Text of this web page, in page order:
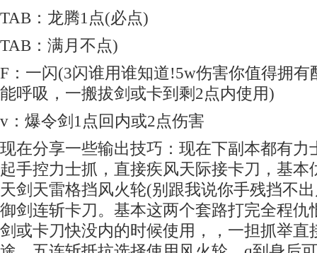
TAB：龙腾1点(必点)
TAB：满月不点)
F：一闪(3闪谁用谁知道!5w伤害你值得拥有
能呼吸，一搬拔剑或卡到剩2点内使用)
v：爆令剑1点回内或2点伤害
现在分享一些输出技巧：现在下副本都有力
起手控力士抓，直接疾风天际接卡刀，基本
天剑天雷格挡风火轮(别跟我说你手残挡不
御剑连斩卡刀。基本这两个套路打完全程仇
剑或卡刀快没内的时候使用，，一担抓举直